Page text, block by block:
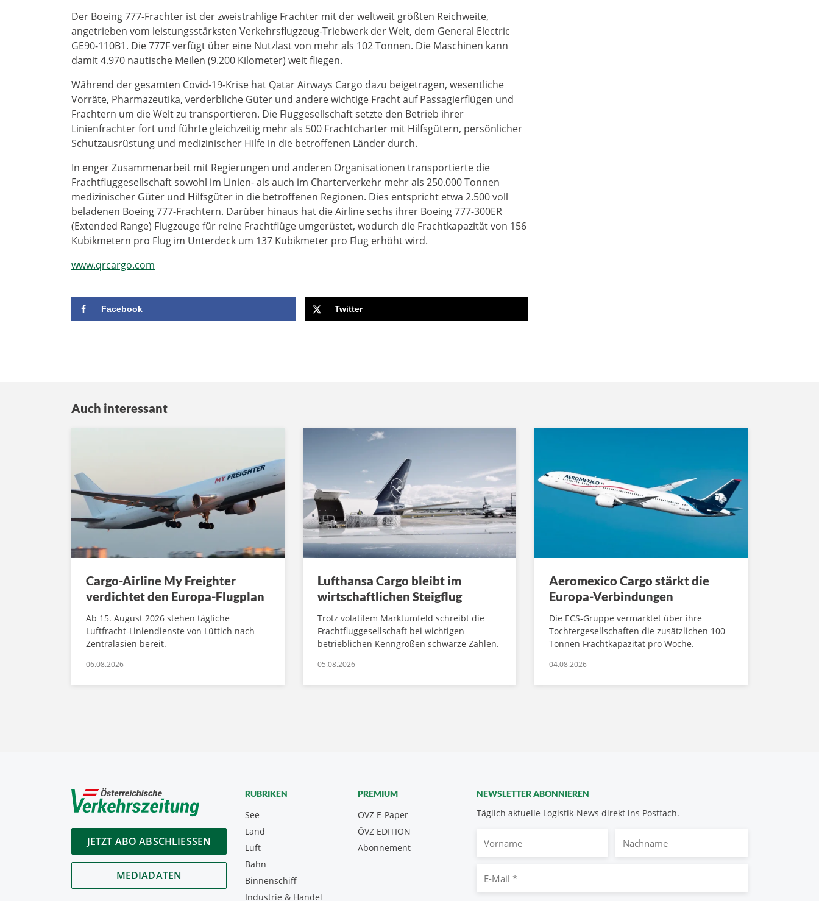
Der Boeing 777-Frachter ist der zweistrahlige Frachter mit der weltweit größten Reichweite,
angetrieben vom leistungsstärksten Verkehrsflugzeug-Triebwerk der Welt, dem General Electric
GE90-110B1. Die 777F verfügt über eine Nutzlast von mehr als 102 Tonnen. Die Maschinen kann
damit 4.970 nautische Meilen (9.200 Kilometer) weit fliegen.
Während der gesamten Covid-19-Krise hat Qatar Airways Cargo dazu beigetragen, wesentliche
Vorräte, Pharmazeutika, verderbliche Güter und andere wichtige Fracht auf Passagierflügen und
Frachtern um die Welt zu transportieren. Die Fluggesellschaft setzte den Betrieb ihrer
Linienfrachter fort und führte gleichzeitig mehr als 500 Frachtcharter mit Hilfsgütern, persönlicher
Schutzausrüstung und medizinischer Hilfe in die betroffenen Länder durch.
In enger Zusammenarbeit mit Regierungen und anderen Organisationen transportierte die
Frachtfluggesellschaft sowohl im Linien- als auch im Charterverkehr mehr als 250.000 Tonnen
medizinischer Güter und Hilfsgüter in die betroffenen Regionen. Dies entspricht etwa 2.500 voll
beladenen Boeing 777-Frachtern. Darüber hinaus hat die Airline sechs ihrer Boeing 777-300ER
(Extended Range) Flugzeuge für reine Frachtflüge umgerüstet, wodurch die Frachtkapazität von 156
Kubikmetern pro Flug im Unterdeck um 137 Kubikmeter pro Flug erhöht wird.
www.qrcargo.com
Facebook Twitter
Auch interessant
Cargo-Airline My Freighter
verdichtet den Europa-Flugplan
Ab 15. August 2026 stehen tägliche
Luftfracht-Liniendienste von Lüttich nach
Zentralasien bereit.
06.08.2026
Lufthansa Cargo bleibt im
wirtschaftlichen Steigflug
Trotz volatilem Marktumfeld schreibt die
Frachtfluggesellschaft bei wichtigen
betrieblichen Kenngrößen schwarze Zahlen.
05.08.2026
Aeromexico Cargo stärkt die
Europa-Verbindungen
Die ECS-Gruppe vermarktet über ihre
Tochtergesellschaften die zusätzlichen 100
Tonnen Frachtkapazität pro Woche.
04.08.2026
JETZT ABO ABSCHLIESSEN
MEDIADATEN
NEWSLETTER ABONNIEREN
Täglich aktuelle Logistik-News direkt ins Postfach.
Mail
RUBRIKEN
See
Land
Luft
Bahn
Binnenschiff
Industrie & Handel
PREMIUM
ÖVZ E-Paper
Abonnement
ÖVZ EDITION